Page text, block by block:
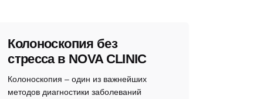
Колоноскопия без
стресса в NOVA CLINIC
Колоноскопия – один из важнейших
методов диагностики заболеваний